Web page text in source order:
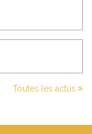
Toutes les actus